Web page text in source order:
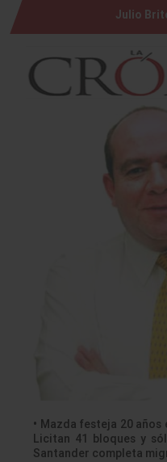
Julio
• Mazda festeja 20
Licitan 41 bloques y
Santander completa